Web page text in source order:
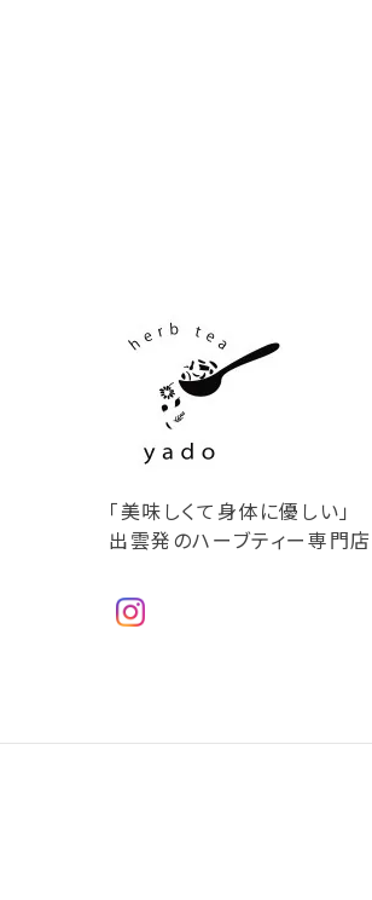
プレゼント包装までしてくさ
ハーブコーデ
「美味しくて身体に優しい」
出雲発のハーブティー専門店